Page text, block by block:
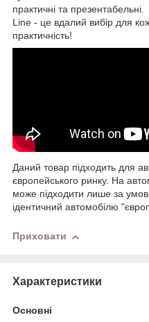
практичні та
Line - це вдалий вибір для
практичність!
Даний товар підходить для
європейського ринку. На
може підходити лише за
ідентичний автомобілю
Приховати
Характеристики
Основні